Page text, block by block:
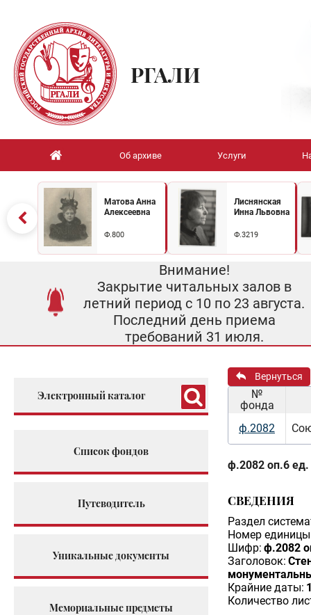
РГАЛИ
Об архиве Услуги
Матова Анна
Алексеевна
Ф.800
Лиснянская
Инна Львовна
Ф.3219
Внимание!
Закрытие читальных залов в
летний период с 10 по 23 августа.
Последний день приема
требований 31 июля.
Электронный каталог
Список фондов
Путеводитель
Уникальные документы
Мемориальные предметы
Вернуться
№
фонда
ф.2082
ф.2082 оп.6 ед.
СВЕДЕНИЯ
Раздел
Номер единицы
Шифр: ф.2082
Заголовок:
Крайние даты:
Количество